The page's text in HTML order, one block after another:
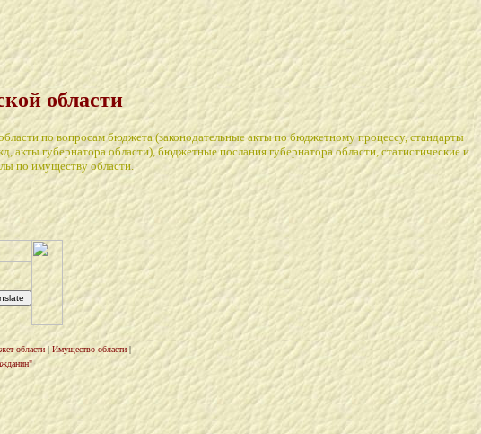
области
по вопросам бюджета (законодательные акты по бюджетному процессу, стандарты
акты губернатора области), бюджетные послания губернатора области, статистические и
по имуществу области.
области | Имущество области |